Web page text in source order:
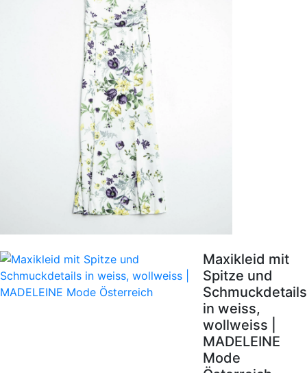
Maxikleid mit
Spitze und
Schmuckdetails
in weiss,
wollweiss |
MADELEINE
Mode